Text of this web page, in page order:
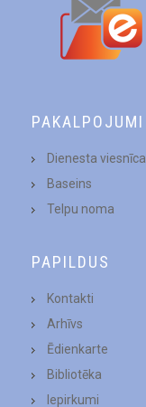
PAKALPOJUMI
Dienesta viesnīca
Baseins
Telpu noma
PAPILDUS
Kontakti
Arhīvs
Ēdienkarte
Bibliotēka
Iepirkumi